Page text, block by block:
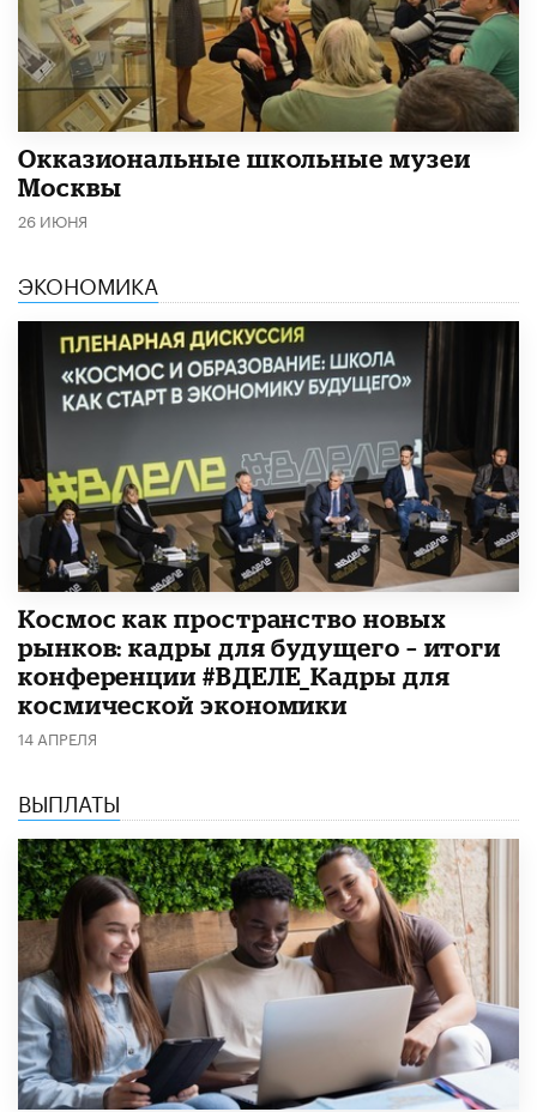
​Окказиональные школьные музеи
Москвы
26 ИЮНЯ
ЭКОНОМИКА
Космос как пространство новых
рынков: кадры для будущего – итоги
конференции #ВДЕЛЕ_Кадры для
космической экономики
14 АПРЕЛЯ
ВЫПЛАТЫ